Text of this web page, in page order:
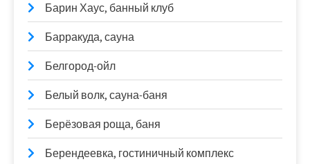
Барин Хаус, банный клуб
Барракуда, сауна
Белгород-ойл
Белый волк, сауна-баня
Берёзовая роща, баня
Берендеевка, гостиничный комплекс